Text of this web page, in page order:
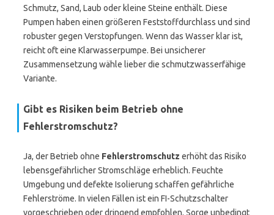
Schmutz, Sand, Laub oder kleine Steine enthält. Diese
Pumpen haben einen größeren Feststoffdurchlass und sind
robuster gegen Verstopfungen. Wenn das Wasser klar ist,
reicht oft eine Klarwasserpumpe. Bei unsicherer
Zusammensetzung wähle lieber die schmutzwasserfähige
Variante.
Gibt es Risiken beim Betrieb ohne
Fehlerstromschutz?
Ja, der Betrieb ohne Fehlerstromschutz erhöht das Risiko
lebensgefährlicher Stromschläge erheblich. Feuchte
Umgebung und defekte Isolierung schaffen gefährliche
Fehlerströme. In vielen Fällen ist ein FI-Schutzschalter
vorgeschrieben oder dringend empfohlen. Sorge unbedingt